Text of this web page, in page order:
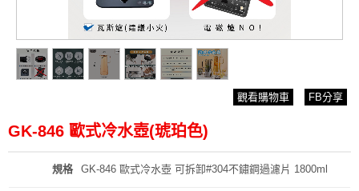
觀看購物車 FB分享
GK-846 歐式冷水壺(琥珀色)
規格 GK-846 歐式冷水壺 可拆卸#304不鏽鋼過濾片 1800ml